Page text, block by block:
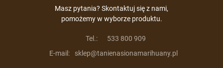
Masz pytania? Skontaktuj się z nami,
pomożemy w wyborze produktu.
Tel.:
533 800 909
E-mail:
sklep@tanienasionamarihuany.pl